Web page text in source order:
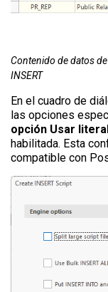
Contenido de datos
INSERT
En el cuadro de
las opciones
opción Usar
habilitada. Esta
compatible con